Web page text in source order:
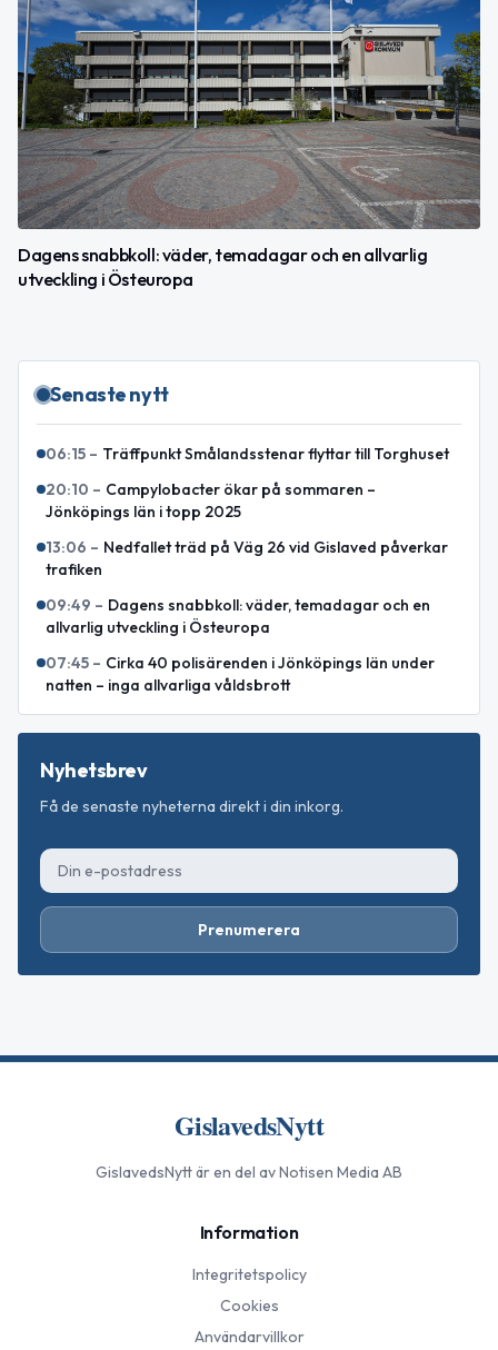
Dagens snabbkoll: väder, temadagar och en allvarlig
utveckling i Östeuropa
Senaste nytt
06:15 – Träffpunkt Smålandsstenar flyttar till Torghuset
20:10 – Campylobacter ökar på sommaren –
Jönköpings län i topp 2025
13:06 – Nedfallet träd på Väg 26 vid Gislaved påverkar
trafiken
09:49 – Dagens snabbkoll: väder, temadagar och en
allvarlig utveckling i Östeuropa
07:45 – Cirka 40 polisärenden i Jönköpings län under
natten – inga allvarliga våldsbrott
Nyhetsbrev
Få de senaste nyheterna direkt i din inkorg.
Prenumerera
GislavedsNytt
GislavedsNyttär en del av Notisen Media AB
Information
Integritetspolicy
Cookies
Användarvillkor